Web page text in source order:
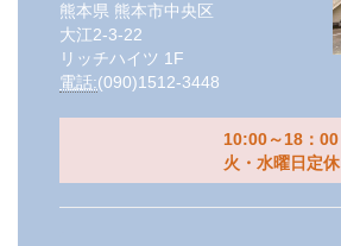
熊本県 熊本市中央区
大江2-3-22
リッチハイツ 1F
電話:(090)1512-3448
10:00～18：00
火・水曜日定休